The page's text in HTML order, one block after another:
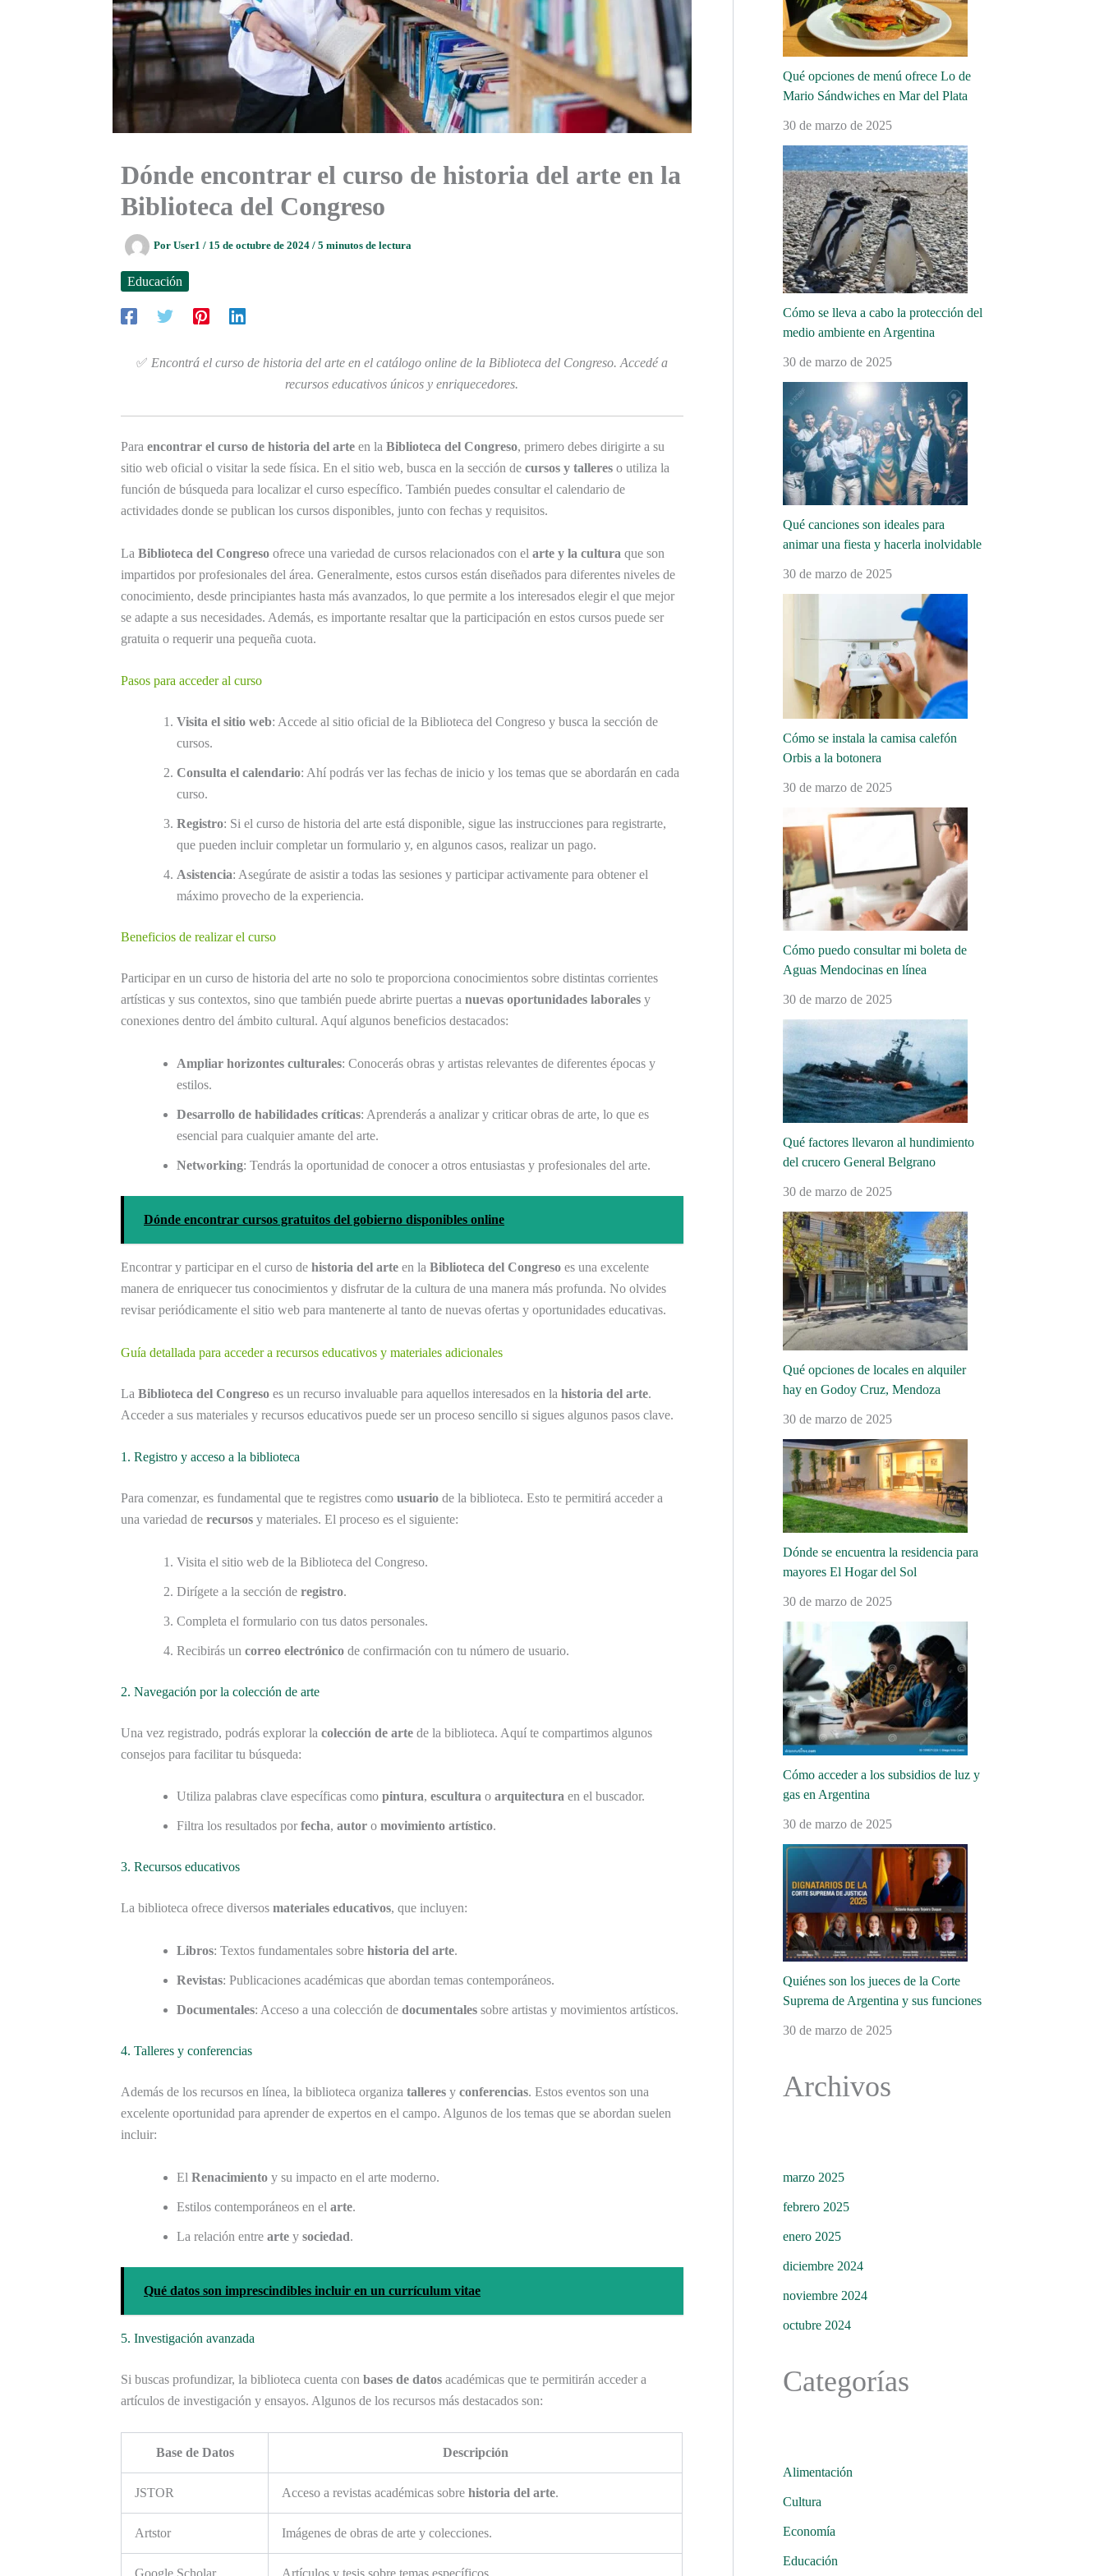
Dónde encontrar el curso de historia del arte en la
Biblioteca del Congreso
Por User1 / 15 de octubre de 2024 / 5 minutos de lectura
Educación
✅ Encontrá el curso de historia del arte en el catálogo online de la Biblioteca del Congreso. Accedé a
recursos educativos únicos y enriquecedores.
Para encontrar el curso de historia del arte en la Biblioteca del Congreso, primero debes dirigirte a su
sitio web oficial o visitar la sede física. En el sitio web, busca en la sección de cursos y talleres o utiliza la
función de búsqueda para localizar el curso específico. También puedes consultar el calendario de
actividades donde se publican los cursos disponibles, junto con fechas y requisitos.
La Biblioteca del Congreso ofrece una variedad de cursos relacionados con el arte y la cultura que son
impartidos por profesionales del área. Generalmente, estos cursos están diseñados para diferentes niveles de
conocimiento, desde principiantes hasta más avanzados, lo que permite a los interesados elegir el que mejor
se adapte a sus necesidades. Además, es importante resaltar que la participación en estos cursos puede ser
gratuita o requerir una pequeña cuota.
Pasos para acceder al curso
Visita el sitio web: Accede al sitio oficial de la Biblioteca del Congreso y busca la sección de
cursos.
Consulta el calendario: Ahí podrás ver las fechas de inicio y los temas que se abordarán en cada
curso.
Registro: Si el curso de historia del arte está disponible, sigue las instrucciones para registrarte,
que pueden incluir completar un formulario y, en algunos casos, realizar un pago.
Asistencia: Asegúrate de asistir a todas las sesiones y participar activamente para obtener el
máximo provecho de la experiencia.
Beneficios de realizar el curso
Participar en un curso de historia del arte no solo te proporciona conocimientos sobre distintas corrientes
artísticas y sus contextos, sino que también puede abrirte puertas a nuevas oportunidades laborales y
conexiones dentro del ámbito cultural. Aquí algunos beneficios destacados:
Ampliar horizontes culturales: Conocerás obras y artistas relevantes de diferentes épocas y
estilos.
Desarrollo de habilidades críticas: Aprenderás a analizar y criticar obras de arte, lo que es
esencial para cualquier amante del arte.
Networking: Tendrás la oportunidad de conocer a otros entusiastas y profesionales del arte.
Dónde encontrar cursos gratuitos del gobierno disponibles online
Encontrar y participar en el curso de historia del arte en la Biblioteca del Congreso es una excelente
manera de enriquecer tus conocimientos y disfrutar de la cultura de una manera más profunda. No olvides
revisar periódicamente el sitio web para mantenerte al tanto de nuevas ofertas y oportunidades educativas.
Guía detallada para acceder a recursos educativos y materiales adicionales
La Biblioteca del Congreso es un recurso invaluable para aquellos interesados en la historia del arte.
Acceder a sus materiales y recursos educativos puede ser un proceso sencillo si sigues algunos pasos clave.
1. Registro y acceso a la biblioteca
Para comenzar, es fundamental que te registres como usuario de la biblioteca. Esto te permitirá acceder a
una variedad de recursos y materiales. El proceso es el siguiente:
Visita el sitio web de la Biblioteca del Congreso.
Dirígete a la sección de registro.
Completa el formulario con tus datos personales.
Recibirás un correo electrónico de confirmación con tu número de usuario.
2. Navegación por la colección de arte
Una vez registrado, podrás explorar la colección de arte de la biblioteca. Aquí te compartimos algunos
consejos para facilitar tu búsqueda:
Utiliza palabras clave específicas como pintura, escultura o arquitectura en el buscador.
Filtra los resultados por fecha, autor o movimiento artístico.
3. Recursos educativos
La biblioteca ofrece diversos materiales educativos, que incluyen:
Libros: Textos fundamentales sobre historia del arte.
Revistas: Publicaciones académicas que abordan temas contemporáneos.
Documentales: Acceso a una colección de documentales sobre artistas y movimientos artísticos.
4. Talleres y conferencias
Además de los recursos en línea, la biblioteca organiza talleres y conferencias. Estos eventos son una
excelente oportunidad para aprender de expertos en el campo. Algunos de los temas que se abordan suelen
incluir:
El Renacimiento y su impacto en el arte moderno.
Estilos contemporáneos en el arte.
La relación entre arte y sociedad.
Qué datos son imprescindibles incluir en un currículum vitae
5. Investigación avanzada
Si buscas profundizar, la biblioteca cuenta con bases de datos académicas que te permitirán acceder a
artículos de investigación y ensayos. Algunos de los recursos más destacados son:
Base de Datos Descripción
JSTOR Acceso a revistas académicas sobre historia del arte.
Artstor Imágenes de obras de arte y colecciones.
Qué opciones de menú ofrece Lo de
Mario Sándwiches en Mar del Plata
30 de marzo de 2025
Cómo se lleva a cabo la protección del
medio ambiente en Argentina
30 de marzo de 2025
Qué canciones son ideales para
animar una fiesta y hacerla inolvidable
30 de marzo de 2025
Cómo se instala la camisa calefón
Orbis a la botonera
30 de marzo de 2025
Cómo puedo consultar mi boleta de
Aguas Mendocinas en línea
30 de marzo de 2025
Qué factores llevaron al hundimiento
del crucero General Belgrano
30 de marzo de 2025
Qué opciones de locales en alquiler
hay en Godoy Cruz, Mendoza
30 de marzo de 2025
Dónde se encuentra la residencia para
mayores El Hogar del Sol
30 de marzo de 2025
Cómo acceder a los subsidios de luz y
gas en Argentina
30 de marzo de 2025
Quiénes son los jueces de la Corte
Suprema de Argentina y sus funciones
30 de marzo de 2025
Archivos
marzo 2025
febrero 2025
enero 2025
diciembre 2024
noviembre 2024
octubre 2024
Categorías
Alimentación
Cultura
Economía
Educación